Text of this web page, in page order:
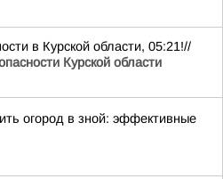
в Курской области, 05:21!//
Курской области
огород в зной: эффективные